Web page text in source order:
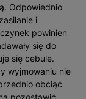
Odpowiednio
i
powinien
się do
się cebule.
wyjmowaniu nie
obciąć
pozostawić